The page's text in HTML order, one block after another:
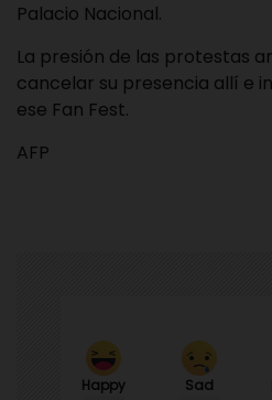
Palacio Nacional.
La presión de las protestas
cancelar su presencia allí e
ese Fan Fest.
AFP
Happy Sad